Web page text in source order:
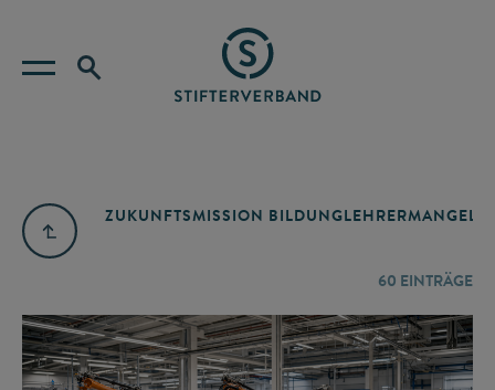
ZUKUNFTSMISSION BILDUNGLEHRERMANGEL
60 EINTRÄGE